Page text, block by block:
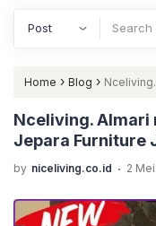
Home › Blog ›
Furniture Jepara
Nceliving. Almari
Jepara Furniture
by niceliving.co.id . 2